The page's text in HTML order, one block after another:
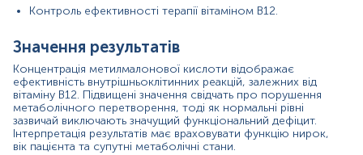
Причини зниження рівня показника
Високе надходження або терапевтичне введення
вітаміну B12.
Підвищена швидкість клубочкової фільтрації.
Преаналітичні похибки (неналежне зберігання
або транспортування проби).
Фізіологічні варіації у дітей або під час вагітності.
Показання до аналізу в окремих напрямках
Контроль ефективності терапії вітаміном B12.
Значення результатів
Концентрація метилмалонової кислоти відображає
ефективність внутрішньоклітинних реакцій, залежних від
вітаміну B12. Підвищені значення свідчать про порушення
метаболічного перетворення, тоді як нормальні рівні
зазвичай виключають значущий функціональний дефіцит.
Інтерпретація результатів має враховувати функцію нирок,
вік пацієнта та супутні метаболічні стани.